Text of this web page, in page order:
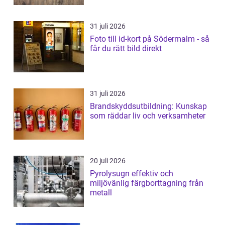
31 juli 2026
Foto till id-kort på Södermalm - så
får du rätt bild direkt
31 juli 2026
Brandskyddsutbildning: Kunskap
som räddar liv och verksamheter
20 juli 2026
Pyrolysugn effektiv och
miljövänlig färgborttagning från
metall